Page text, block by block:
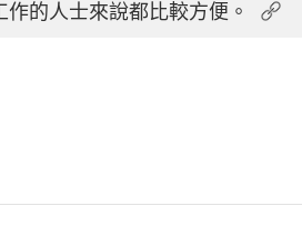
的人士來說都比較方便。